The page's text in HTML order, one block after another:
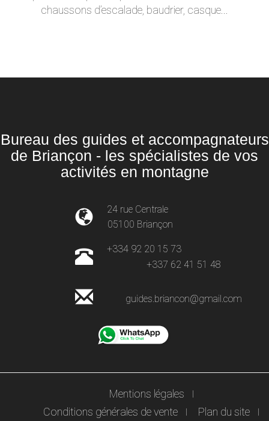
chaussons d’escalade, baudrier, casque...
Bureau des guides et accompagnateurs
de Briançon - les spécialistes de vos
activités en montagne
24 rue Centrale
05100 Briançon
+334 92 20 15 73
+337 62 41 51 48
guides.briancon@gmail.com
Mentions légales
Conditions générales de vente
Plan du site